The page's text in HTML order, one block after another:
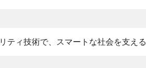
ティ技術で、スマートな社会を支える